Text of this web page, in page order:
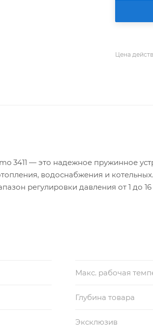
Цена
3411 — это надежное пружинное
водоснабжения и
регулировки давления от 1 до
Макс. рабочая
Глубина товара
Эксклюзив